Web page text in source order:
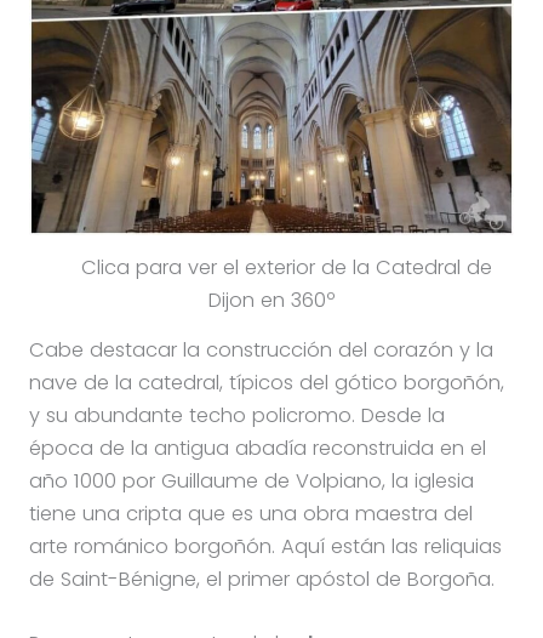
Clica para ver el exterior de la Catedral de
Dijon en 360º
Cabe destacar la construcción del corazón y la
nave de la catedral, típicos del gótico borgoñón,
y su abundante techo policromo. Desde la
época de la antigua abadía reconstruida en el
año 1000 por Guillaume de Volpiano, la iglesia
tiene una cripta que es una obra maestra del
arte románico borgoñón. Aquí están las reliquias
de Saint-Bénigne, el primer apóstol de Borgoña.